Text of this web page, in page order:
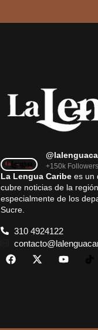
+150k Followers
La Lengua Caribe es un
cubre noticias de la
especialmente de los
Sucre.
310 4924122